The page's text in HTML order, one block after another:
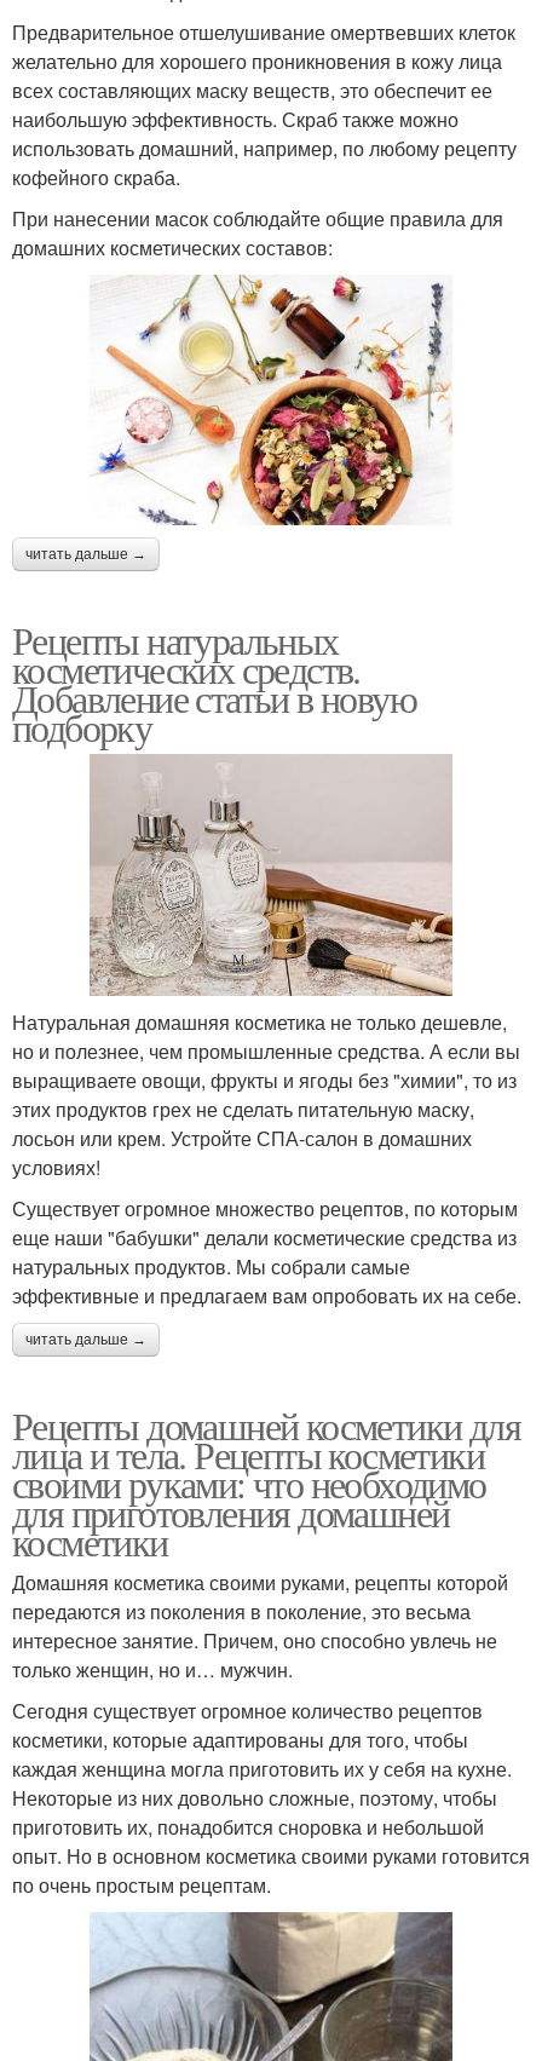
Предварительное отшелушивание омертвевших клеток
желательно для хорошего проникновения в кожу лица
всех составляющих маску веществ, это обеспечит ее
наибольшую эффективность. Скраб также можно
использовать домашний, например, по любому рецепту
кофейного скраба.
При нанесении масок соблюдайте общие правила для
домашних косметических составов:
читать дальше →
Рецепты натуральных
косметических средств.
Добавление статьи в новую
подборку
Натуральная домашняя косметика не только дешевле,
но и полезнее, чем промышленные средства. А если вы
выращиваете овощи, фрукты и ягоды без "химии", то из
этих продуктов грех не сделать питательную маску,
лосьон или крем. Устройте СПА-салон в домашних
условиях!
Существует огромное множество рецептов, по которым
еще наши "бабушки" делали косметические средства из
натуральных продуктов. Мы собрали самые
эффективные и предлагаем вам опробовать их на себе.
читать дальше →
Рецепты домашней косметики для
лица и тела. Рецепты косметики
своими руками: что необходимо
для приготовления домашней
косметики
Домашняя косметика своими руками, рецепты которой
передаются из поколения в поколение, это весьма
интересное занятие. Причем, оно способно увлечь не
только женщин, но и… мужчин.
Сегодня существует огромное количество рецептов
косметики, которые адаптированы для того, чтобы
каждая женщина могла приготовить их у себя на кухне.
Некоторые из них довольно сложные, поэтому, чтобы
приготовить их, понадобится сноровка и небольшой
опыт. Но в основном косметика своими руками готовится
по очень простым рецептам.